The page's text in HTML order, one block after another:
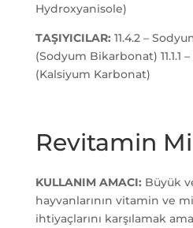
Hydroxyanisole)
TAŞIYICILAR: 11.4.2 –
(Sodyum Bikarbonat) 11.1.1
(Kalsiyum Karbonat)
Revitamin
KULLANIM AMACI: Büyük
hayvanlarının vitamin ve
ihtiyaçlarını karşılamak